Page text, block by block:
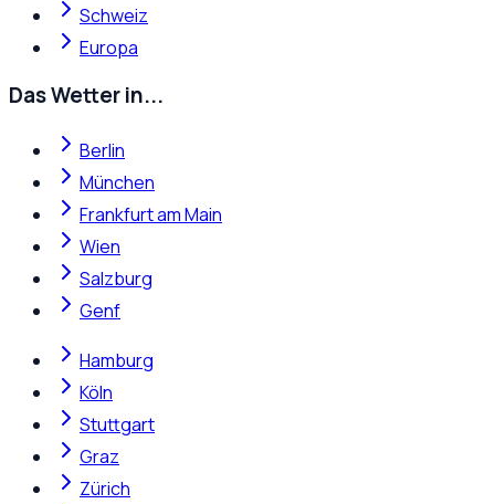
Schweiz
Europa
Das Wetter in...
Berlin
München
Frankfurt am Main
Wien
Salzburg
Genf
Hamburg
Köln
Stuttgart
Graz
Zürich